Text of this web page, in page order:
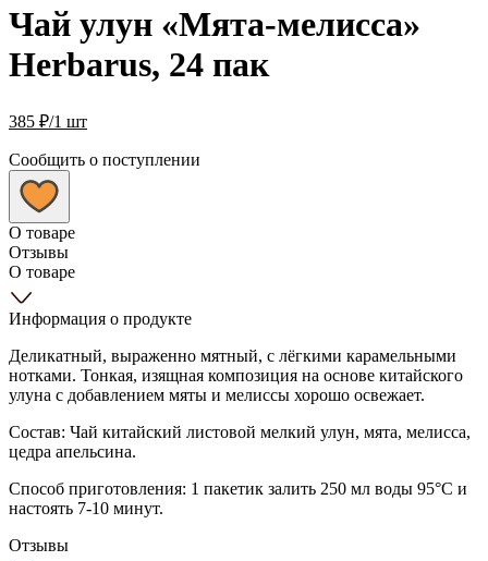
Чай улун «Мята-мелисса»
Herbarus, 24 пак
385 ₽/1 шт
Сообщить о поступлении
О товаре
Отзывы
О товаре
Информация о продукте
Деликатный, выраженно мятный, с лёгкими карамельными
нотками. Тонкая, изящная композиция на основе китайского
улуна с добавлением мяты и мелиссы хорошо освежает.
Состав: Чай китайский листовой мелкий улун, мята, мелисса,
цедра апельсина.
Способ приготовления: 1 пакетик залить 250 мл воды 95°C и
настоять 7-10 минут.
Отзывы